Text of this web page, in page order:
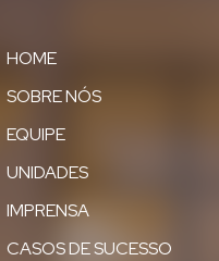
HOME
SOBRE NÓS
EQUIPE
UNIDADES
IMPRENSA
CASOS DE SUCESSO